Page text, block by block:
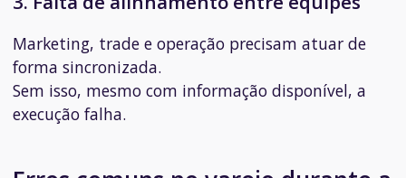
Marketing, trade e operação precisam atuar de
forma sincronizada.
Sem isso, mesmo com informação disponível, a
execução falha.